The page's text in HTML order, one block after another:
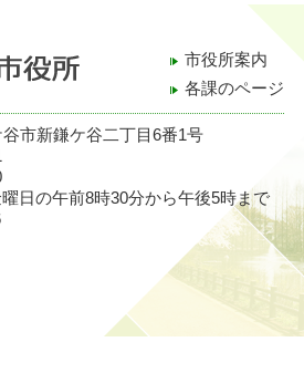
市役所案内
各課のページ
市新鎌ケ谷二丁目6番1号
日の午前8時30分から午後5時まで